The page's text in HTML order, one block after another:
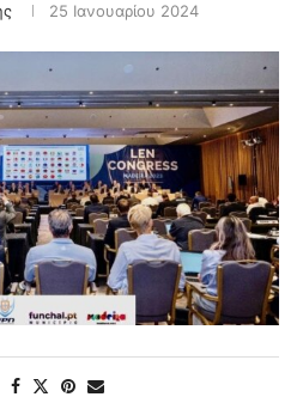
25 Ιανουαρίου 2024